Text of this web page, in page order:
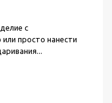
с
просто нанести